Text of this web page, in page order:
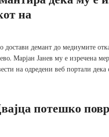
на
демант до медиумите
Марјан Јанев му е изречена
на одредени веб портали
потешко